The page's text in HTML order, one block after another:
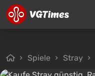
Spiele Stray